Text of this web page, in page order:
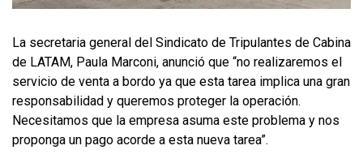
La secretaria general del Sindicato de Tripulantes de Cabina
de LATAM, Paula Marconi, anunció que “no realizaremos el
servicio de venta a bordo ya que esta tarea implica una gran
responsabilidad y queremos proteger la operación.
Necesitamos que la empresa asuma este problema y nos
proponga un pago acorde a esta nueva tarea”.